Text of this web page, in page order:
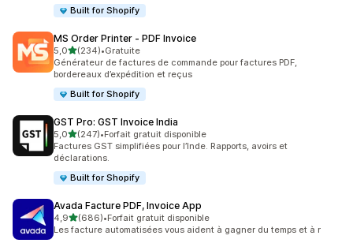
Built for Shopify
MS Order Printer ‑ PDF Invoice
5,0étoile(s) sur 5
(234)
234 avis au total
•Gratuite
Générateur de factures de commande pour factures PDF,
bordereaux d’expédition et reçus
Built for Shopify
GST Pro: GST Invoice India
5,0étoile(s) sur 5
(247)
247 avis au total
•Forfait gratuit disponible
Factures GST simplifiées pour l’Inde. Rapports, avoirs et
déclarations.
Built for Shopify
Avada Facture PDF, Invoice App
4,9étoile(s) sur 5
(686)
686 avis au total
•Forfait gratuit disponible
Les facture automatisées vous aident à gagner du temps et à r